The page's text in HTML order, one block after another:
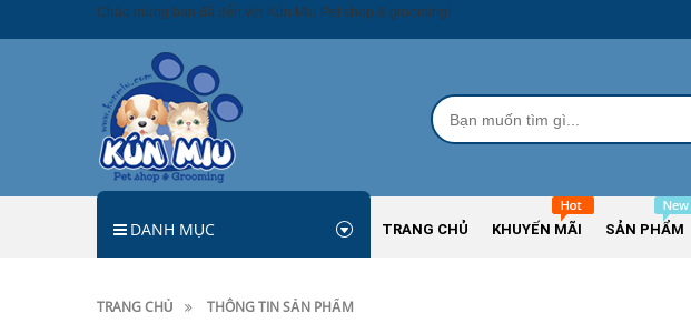
Chào mừng bạn đã đến với Kún Miu Pet shop & grooming!
DANH MỤC TRANG CHỦ KHUYẾN MÃI SẢN PHẨM
TRANG CHỦ THÔNG TIN SẢN PHẨM